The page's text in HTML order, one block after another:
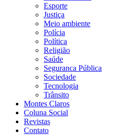
Esporte
Justiça
Meio ambiente
Polícia
Política
Religião
Saúde
Seguranca Pública
Sociedade
Tecnologia
Trânsito
Montes Claros
Coluna Social
Revistas
Contato